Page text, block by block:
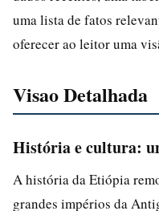
uma lista de fatos
oferecer ao leitor uma
Visao Detalhada
História e cultura:
A história da Etiópia
grandes impérios da